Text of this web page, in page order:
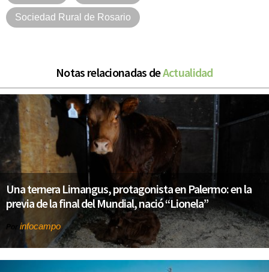
Sociedad Rural de Rosario
Notas relacionadas deActualidad
Una ternera Limangus, protagonista en Palermo: en la
previa de la final del Mundial, nació “Lionela”
Por infocampo